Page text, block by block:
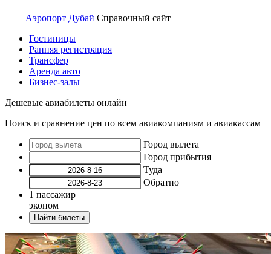
Аэропорт Дубай Справочный сайт
Гостиницы
Ранняя регистрация
Трансфер
Аренда авто
Бизнес-залы
Дешевые авиабилеты онлайн
Поиск и сравнение цен по всем авиакомпаниям и авиакассам
Город вылета
Город прибытия
Туда
Обратно
1 пассажир
эконом
Найти билеты